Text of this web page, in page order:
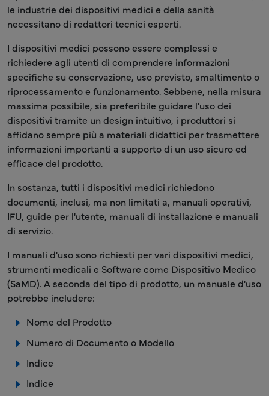
le industrie dei dispositivi medici e della sanità
necessitano di redattori tecnici esperti.
I dispositivi medici possono essere complessi e
richiedere agli utenti di comprendere informazioni
specifiche su conservazione, uso previsto, smaltimento o
riprocessamento e funzionamento. Sebbene, nella misura
massima possibile, sia preferibile guidare l'uso dei
dispositivi tramite un design intuitivo, i produttori si
affidano sempre più a materiali didattici per trasmettere
informazioni importanti a supporto di un uso sicuro ed
efficace del prodotto.
In sostanza, tutti i dispositivi medici richiedono
documenti, inclusi, ma non limitati a, manuali operativi,
IFU, guide per l'utente, manuali di installazione e manuali
di servizio.
I manuali d'uso sono richiesti per vari dispositivi medici,
strumenti medicali e Software come Dispositivo Medico
(SaMD). A seconda del tipo di prodotto, un manuale d'uso
potrebbe includere:
Nome del Prodotto
Numero di Documento o Modello
Indice
Indice